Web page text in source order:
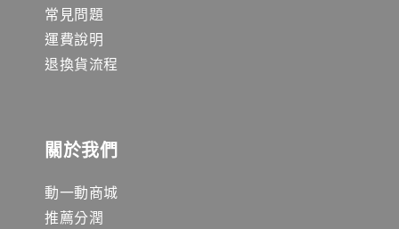
常見問題
運費說明
退換貨流程
關於我們
動一動商城
推薦分潤